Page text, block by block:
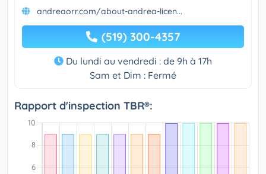
andreaorr.com/about-andrea-licen...
(519) 300-4357
Du lundi au vendredi : de 9h à 17h
Sam et Dim : Fermé
Rapport d'inspection TBR®: